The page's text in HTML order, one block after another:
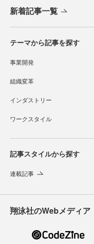
新着記事一覧
テーマから記事を探す
事業開発
組織変革
インダストリー
ワークスタイル
記事スタイルから探す
連載記事
翔泳社のWebメディア